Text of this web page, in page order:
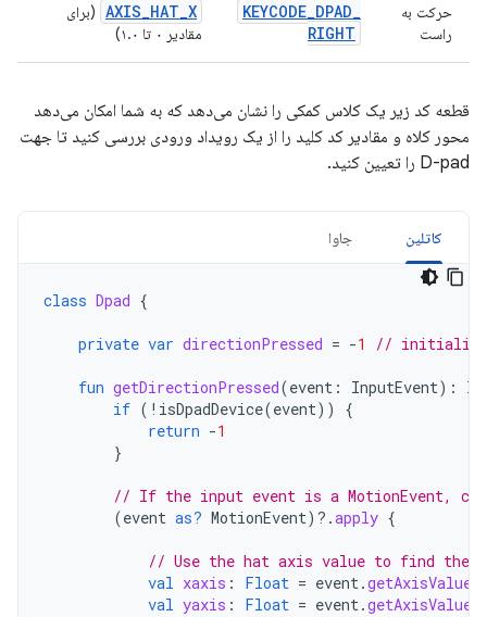
حرکت به
راست
KEYCODE_DPAD_
RIGHT
AXIS_HAT_X
(برای
مقادیر ۰ تا ۱.۰)
قطعه کد زیر یک کلاس کمکی را نشان می‌دهد که به شما امکان می‌دهد
محور کلاه و مقادیر کد کلید را از یک رویداد ورودی بررسی کنید تا جهت
D-pad را تعیین کنید.
کاتلین جاوا
class Dpad {
private var directionPressed = -1 //
fun getDirectionPressed(event : InputEvent):
if ( ! isDpadDevice(event))
{
return -1
}
// If the input event is a MotionEvent,
(event as? MotionEvent) ?.apply {
// Use the hat axis value to find the
val xaxis : Float = event.getAxisValue
val yaxis : Float = event.getAxisValue